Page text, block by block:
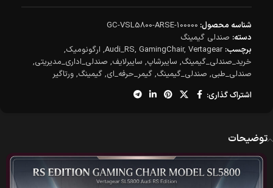
شناسه محصول: GC-VSL5800-ARSE-100000
دسته: صندلی گیمینگ
برچسب:
Audi_RS, GamingChair, Vertagear
, ارگونومیک,
خرید_صندلی_گیمینگ, سایبرشاپ, سایبرلایف, صندلی_اداری_مدیریتی,
صندلی_طبی, صندلی_گیمینگ, گیمر_حرفه_ای, گیمینگ, ورتاگیر
اشتراک گذاری:
توضیحات